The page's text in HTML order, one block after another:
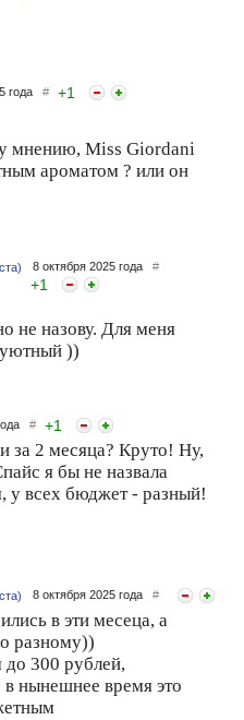
года # +1
мнению, Miss Giordani
ароматом ? или он
8 октября 2025 года #
+1
не назову. Для меня
))
# +1
за 2 месяца? Круто! Ну,
я бы не назвала
всех бюджет - разный!
8 октября 2025 года #
в эти месеца, а
разному))
300 рублей,
в нынешнее время это